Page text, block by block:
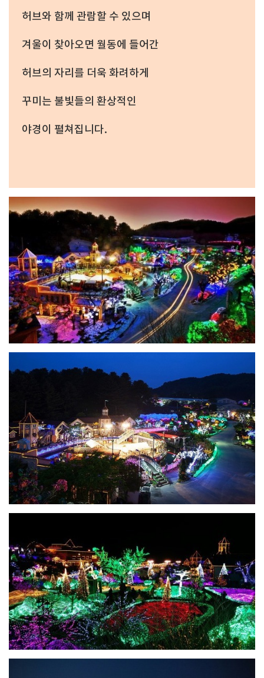
허브와 함께 관람할 수 있으며
겨울이 찾아오면 월동에 들어간
허브의 자리를 더욱 화려하게
꾸미는 불빛들의 환상적인
야경이 펼쳐집니다.